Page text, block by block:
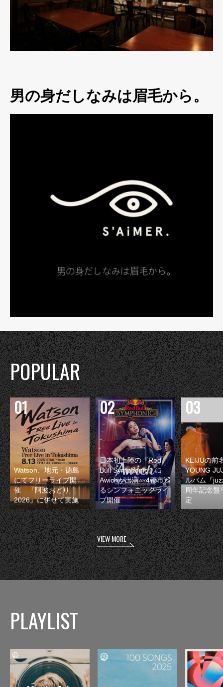
男の身だしなみは眉毛から。
POPULAR
Watson、地元・徳島
にてフリーライブ開
催 『阿波おどり
2026』に併せて実施
日本初上陸の『Red
Bull Symphonic』に
Awichが出演 4都市巡
るシンフォニックライ
ブ開催
KEIJUの前
YOUNG
ルバム『
周年記念盤
定
VIEW MORE
PLAYLIST